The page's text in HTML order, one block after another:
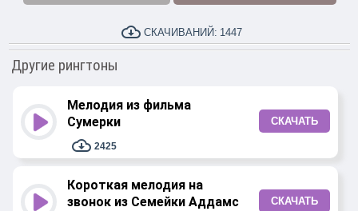
СКАЧИВАНИЙ: 1447
Другие рингтоны
Мелодия из фильма
Сумерки
2425
СКАЧАТЬ
Короткая мелодия на
звонок из Семейки Аддамс
СКАЧАТЬ